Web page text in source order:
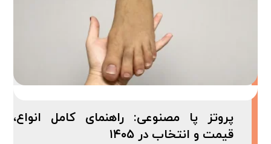
پروتز پا مصنوعی: راهنمای کامل انواع،
قیمت و انتخاب در ۱۴۰۵